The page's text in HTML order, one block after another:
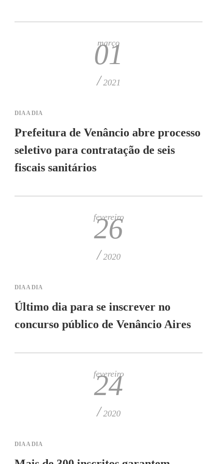
março
01
/ 2021
DIA A DIA
Prefeitura de Venâncio abre processo
seletivo para contratação de seis
fiscais sanitários
fevereiro
26
/ 2020
DIA A DIA
Último dia para se inscrever no
concurso público de Venâncio Aires
fevereiro
24
/ 2020
DIA A DIA